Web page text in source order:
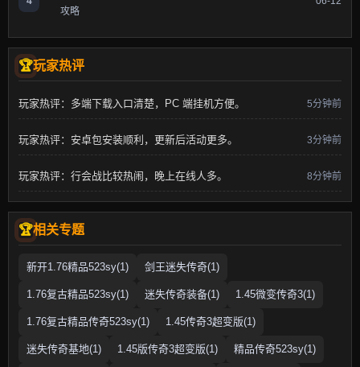
攻略
玩家热评
玩家热评：多端下载入口清楚，PC 端挂机方便。 5分钟前
玩家热评：安卓包安装顺利，更新后活动更多。 3分钟前
玩家热评：行会战比较热闹，晚上在线人多。 8分钟前
相关专题
新开1.76精品523sy(1) 剑王迷失传奇(1)
1.76复古精品523sy(1) 迷失传奇装备(1) 1.45微变传奇3(1)
1.76复古精品传奇523sy(1) 1.45传奇3超变版(1)
迷失传奇基地(1) 1.45版传奇3超变版(1) 精品传奇523sy(1)